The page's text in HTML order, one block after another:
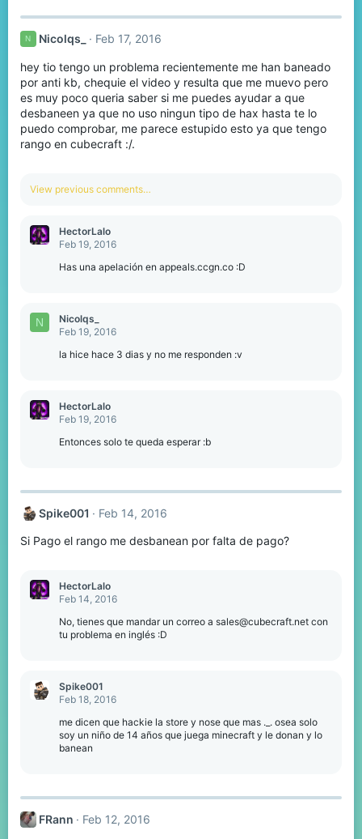
N Nicolqs_ Feb 17, 2016
hey tio tengo un problema recientemente me han baneado
por anti kb, chequie el video y resulta que me muevo pero
es muy poco queria saber si me puedes ayudar a que
desbaneen ya que no uso ningun tipo de hax hasta te lo
puedo comprobar, me parece estupido esto ya que tengo
rango en cubecraft :/.
View previous comments…
HectorLalo
Feb 19, 2016
Has una apelación en appeals.ccgn.co :D
N
Nicolqs_
Feb 19, 2016
la hice hace 3 dias y no me responden :v
HectorLalo
Feb 19, 2016
Entonces solo te queda esperar :b
Spike001 Feb 14, 2016
Si Pago el rango me desbanean por falta de pago?
HectorLalo
Feb 14, 2016
No, tienes que mandar un correo a sales@cubecraft.net con
tu problema en inglés :D
Spike001
Feb 18, 2016
me dicen que hackie la store y nose que mas ._. osea solo
soy un niño de 14 años que juega minecraft y le donan y lo
banean
FRann Feb 12, 2016